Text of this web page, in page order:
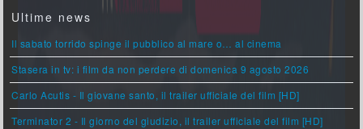
Ultime news
Il sabato torrido spinge il pubblico al mare o… al cinema
Stasera in tv: i film da non perdere di domenica 9 agosto 2026
Carlo Acutis - Il giovane santo, il trailer ufficiale del film [HD]
Terminator 2 - Il giorno del giudizio, il trailer ufficiale del film [HD]